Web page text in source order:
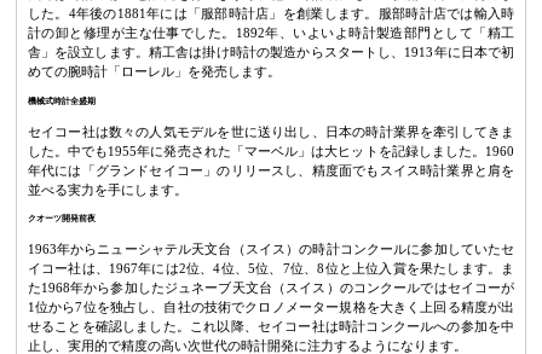
した。4年後の1881年には「服部時計店」を創業します。服部時計店では輸入時
計の卸と修理が主な仕事でした。1892年、いよいよ時計製造部門として「精工
舎」を設立します。精工舎は掛け時計の製造からスタートし、1913年に日本で初
めての腕時計「ローレル」を発売します。
機械式時計全盛期
セイコー社は数々の人気モデルを世に送り出し、日本の時計業界を牽引してきま
した。中でも1955年に発売された「マーベル」は大ヒットを記録しました。1960
年代には「グランドセイコー」のリリースし、精度面でもスイス時計業界と肩を
並べる実力を手にします。
クオーツ開発前夜
1963年からニューシャテル天文台（スイス）の時計コンクールに参加していたセ
イコー社は、1967年には2位、4位、5位、7位、8位と上位入賞を果たします。ま
た1968年から参加したジュネーブ天文台（スイス）のコンクールではセイコーが
1位から7位を独占し、自社の技術でクロノメーター規格を大きく上回る精度が出
せることを確認しました。これ以降、セイコー社は時計コンクールへの参加を中
止し、実用的で精度の高い次世代の時計開発に注力するようになります。